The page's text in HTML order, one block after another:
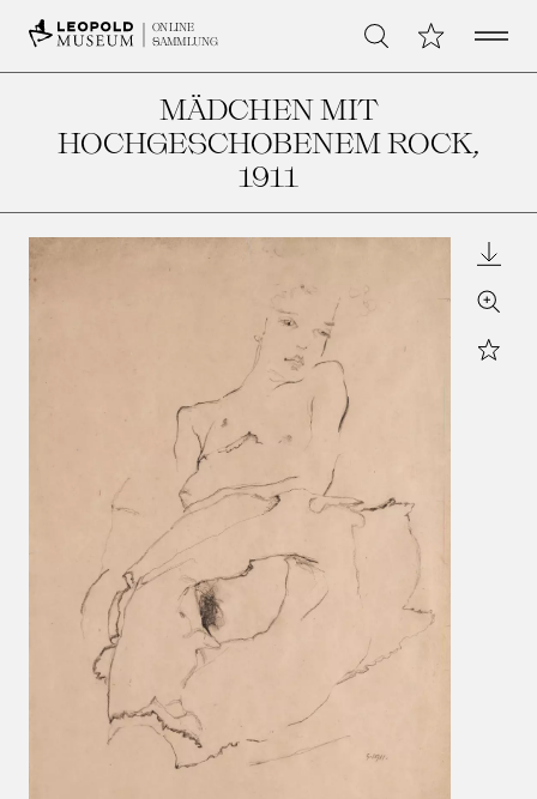
ONLINE
SAMMLUNG
Suche Meine Open
MÄDCHEN MIT
HOCHGESCHOBENEM ROCK,
1911
Zoom
Star